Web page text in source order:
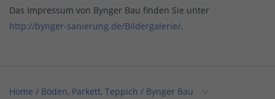
Das Impressum von Bynger Bau finden Sie unter
http://bynger-sanierung.de/Bildergalerie/.
Home / Böden, Parkett, Teppich / Bynger Bau